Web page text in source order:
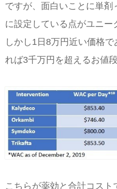
ですが、面白いことに単剤
に設定している点がユニー
しかし1日8万円近い価格
れば3千万円を超えるお値段
こちらが薬効と合計コスト